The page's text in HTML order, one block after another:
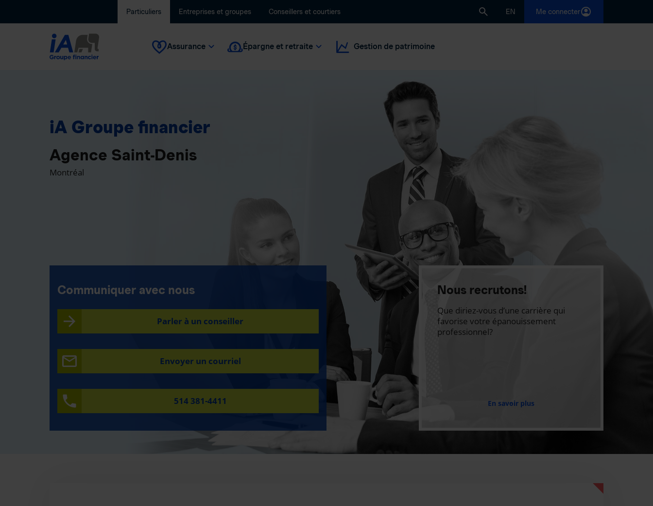
Particuliers Entreprises et groupes Conseillers et courtiers EN Me connecter
Assurance Épargne et retraite Gestion de patrimoine
iA Groupe financier
Agence Saint-Denis
Montréal
Communiquer avec nous
Parler à un conseiller
Envoyer un courriel
514 381-4411
Nous recrutons!
Que diriez-vous d’une carrière qui
favorise votre épanouissement
professionnel?
En savoir plus